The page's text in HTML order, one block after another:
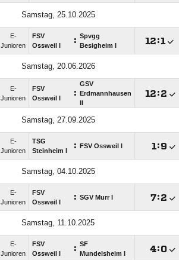
Samstag, 25.10.2025
E-
Junioren
FSV
Ossweil I
: Spvgg
Besigheim I
:
Samstag, 20.06.2026
E-
Junioren
FSV
Ossweil I
:
GSV
Erdmannhausen
:
Samstag, 27.09.2025
E-
Junioren
TSG
Steinheim I
: FSV Ossweil I :
Samstag, 04.10.2025
E-
Junioren
FSV
Ossweil I
: SGV Murr I :
Samstag, 11.10.2025
E-
Junioren
FSV
Ossweil I
: SF
Mundelsheim I
: